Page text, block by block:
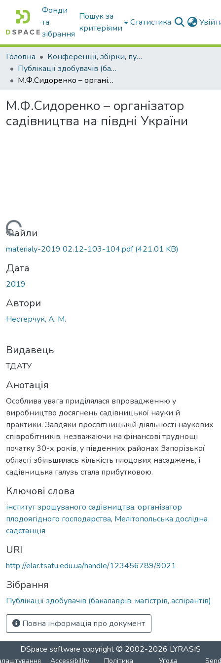
Фонди
та
зібрання
Пошук за
критеріями
Статистика
Головна
Конференції, збірки, публікації молодих вчених і здобувачів : магістрів, бакалаврів, аспірантів.
Публікації здобувачів (бакалаврів. магістрів, аспірантів)
М.Ф.Сидоренко – організатор садівництва на півдні України
М.Ф.Сидоренко – організатор
садівництва на півдні України
Вантажиться...
Файли
materialy-2019 02.12-103-104.pdf(421.01 KB)
Дата
2019
Автори
Нестерчук, А. М.
Видавець
ТДАТУ
Анотація
Особлива увага приділялася впровадженню у
виробництво досягнень садівницької науки й
практики. Завдяки просвітницькій діяльності наукових
співробітників, незважаючи на фінансові труднощі
початку 30-х років, у південних районах Запорізької
області збільшилась кількість плодових насаджень, і
садівницька галузь стала прибутковою.
Ключові слова
інститут зрошуваного садівництва, організатор
плодоягідного господарства, Мелітопольська дослідна
садстанція
URI
http://elar.tsatu.edu.ua/handle/123456789/9021
Зібрання
Публікації здобувачів (бакалаврів. магістрів, аспірантів)
Повна інформація про документ
DSpace software copyright © 2002-2026 LYRASIS
Accessibility Політика Угода Send